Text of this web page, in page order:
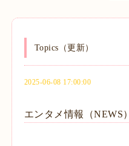
Topics（更新）
2025-06-08 17:00:00
エンタメ情報（NEWS